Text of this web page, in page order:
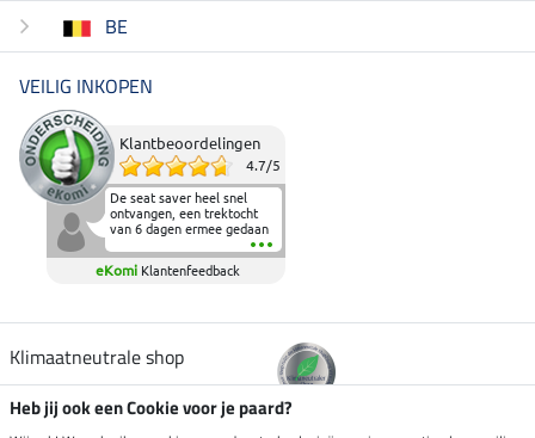
BE
VEILIG INKOPEN
Klantbeoordelingen
4.7/5
De seat saver heel snel
ontvangen, een trektocht
van 6 dagen ermee gedaan
en deze heeft de beproeving
fantastisch doorstaan.
Heerlijk zacht om op te
elkaar in het zadel.
eKomi Klantenfeedback
Klimaatneutrale shop
Verzending per
Heb jij ook een Cookie voor je paard?